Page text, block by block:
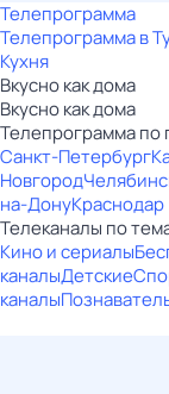
Телепрограмма
Телепрограмма в
Кухня
Вкусно как дома
Вкусно как дома
Телепрограмма по
Санкт-Петербург
Новгород
на-ДонуКраснодар
Телеканалы по
Кино и сериалы
каналыДетские
каналы